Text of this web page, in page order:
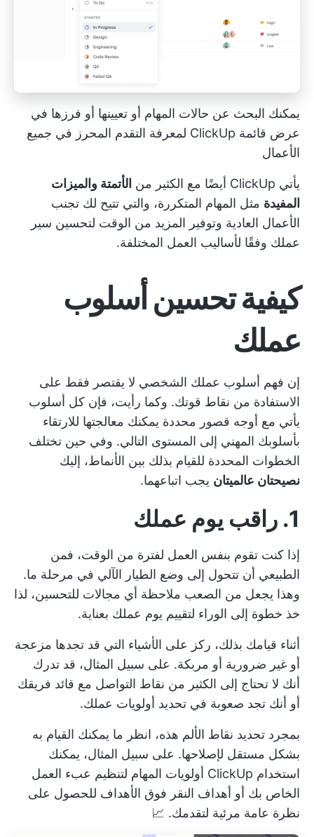
يمكنك البحث عن حالات المهام أو تعيينها أو فرزها في
عرض قائمة ClickUp لمعرفة التقدم المحرز في جميع
الأعمال
يأتي ClickUp أيضًا مع الكثير من
الأتمتة والميزات
المفيدة مثل المهام المتكررة، والتي تتيح لك تجنب
الأعمال العادية وتوفير المزيد من الوقت لتحسين سير
عملك وفقًا لأساليب العمل المختلفة.
كيفية تحسين أسلوب
عملك
إن فهم أسلوب عملك الشخصي لا يقتصر فقط على
الاستفادة من نقاط قوتك. وكما رأيت، فإن كل أسلوب
يأتي مع أوجه قصور محددة يمكنك معالجتها للارتقاء
بأسلوبك المهني إلى المستوى التالي. وفي حين تختلف
الخطوات المحددة للقيام بذلك بين الأنماط، إليك
نصيحتان عالميتان يجب اتباعهما.
1. راقب يوم عملك
إذا كنت تقوم بنفس العمل لفترة من الوقت، فمن
الطبيعي أن تتحول إلى وضع الطيار الآلي في مرحلة ما.
وهذا يجعل من الصعب ملاحظة أي مجالات للتحسين، لذا
خذ خطوة إلى الوراء لتقييم يوم عملك بعناية.
أثناء قيامك بذلك، ركز على الأشياء التي قد تجدها مزعجة
أو غير ضرورية أو مربكة. على سبيل المثال، قد تدرك
أنك لا تحتاج إلى الكثير من نقاط التواصل مع قائد فريقك
أو أنك تجد صعوبة في تحديد أولويات عملك.
بمجرد تحديد نقاط الألم هذه، انظر ما يمكنك القيام به
بشكل مستقل لإصلاحها. على سبيل المثال، يمكنك
استخدام ClickUp أولويات المهام
لتنظيم عبء العمل
الخاص بك أو أهداف النقر فوق الأهداف للحصول على
نظرة عامة مرئية لتقدمك. 📈